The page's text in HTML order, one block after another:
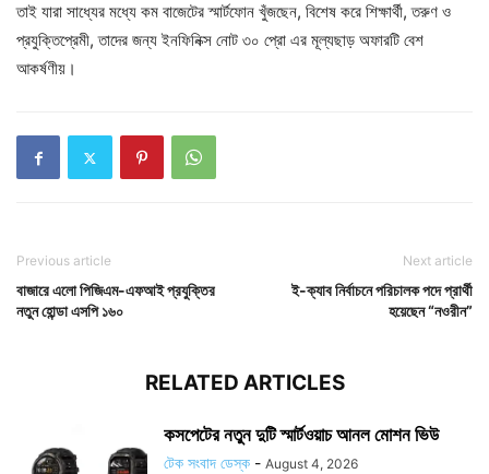
তাই যারা সাধ্যের মধ্যে কম বাজেটের স্মার্টফোন খুঁজছেন, বিশেষ করে শিক্ষার্থী, তরুণ ও
প্রযুক্তিপ্রেমী, তাদের জন্য ইনফিনিক্স নোট ৩০ প্রো এর মূল্যছাড় অফারটি বেশ
আকর্ষণীয়।
Previous article
বাজারে এলো পিজিএম-এফআই প্রযুক্তির
নতুন হোন্ডা এসপি ১৬০
Next article
ই-ক্যাব নির্বাচনে পরিচালক পদে প্রার্থী
হয়েছেন “নওরীন”
RELATED ARTICLES
কসপেটের নতুন দুটি স্মার্টওয়াচ আনল মোশন ভিউ
টেক সংবাদ ডেস্ক - August 4, 2026